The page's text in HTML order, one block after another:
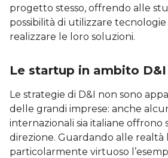
progetto stesso, offrendo alle
possibilità di utilizzare
realizzare le loro soluzioni.
Le startup in ambito D&I
Le strategie di D&I non sono
delle grandi imprese: anche
internazionali sia italiane offrono
direzione. Guardando alle realtà
particolarmente virtuoso